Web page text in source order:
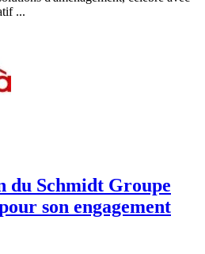
...
du Schmidt Groupe
son engagement